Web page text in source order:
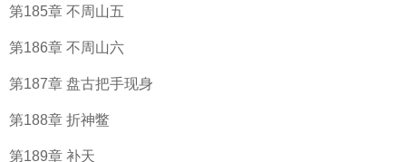
第185章 不周山五
第186章 不周山六
第187章 盘古把手现身
第188章 折神鳖
第189章 补天